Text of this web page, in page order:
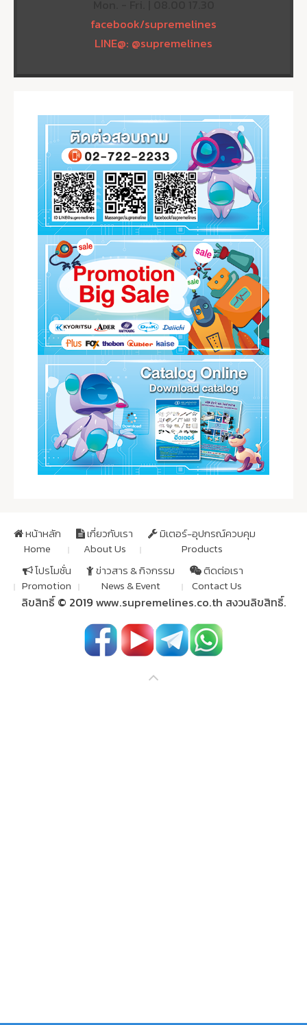
facebook/supremelines
LINE@: @supremelines
หน้าหลัก
Home
เกี่ยวกับเรา
About Us
มิเตอร์-อุปกรณ์ควบคุม
Products
โปรโมชั่น
Promotion
ข่าวสาร & กิจกรรม
News & Event
ติดต่อเรา
Contact Us
ลิขสิทธิ์© 2019 www.supremelines.co.th สงวนลิขสิทธิ์.